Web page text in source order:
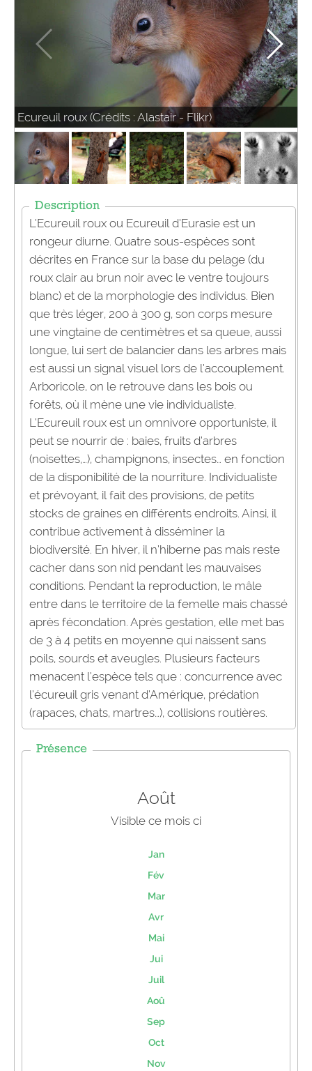
Ecureuil roux (Crédits : Alastair - Flikr)
Description
L’Ecureuil roux ou Ecureuil d’Eurasie est un
rongeur diurne. Quatre sous-espèces sont
décrites en France sur la base du pelage (du
roux clair au brun noir avec le ventre toujours
blanc) et de la morphologie des individus. Bien
que très léger, 200 à 300 g, son corps mesure
une vingtaine de centimètres et sa queue, aussi
longue, lui sert de balancier dans les arbres mais
est aussi un signal visuel lors de l’accouplement.
Arboricole, on le retrouve dans les bois ou
forêts, où il mène une vie individualiste.
L’Ecureuil roux est un omnivore opportuniste, il
peut se nourrir de : baies, fruits d’arbres
(noisettes,…), champignons, insectes… en fonction
de la disponibilité de la nourriture. Individualiste
et prévoyant, il fait des provisions, de petits
stocks de graines en différents endroits. Ainsi, il
contribue activement à disséminer la
biodiversité. En hiver, il n’hiberne pas mais reste
cacher dans son nid pendant les mauvaises
conditions. Pendant la reproduction, le mâle
entre dans le territoire de la femelle mais chassé
après fécondation. Après gestation, elle met bas
de 3 à 4 petits en moyenne qui naissent sans
poils, sourds et aveugles. Plusieurs facteurs
menacent l’espèce tels que : concurrence avec
l’écureuil gris venant d’Amérique, prédation
(rapaces, chats, martres…), collisions routières.
Présence
Août
Visible ce mois ci
Jan
Fév
Mar
Avr
Mai
Jui
Juil
Aoû
Sep
Oct
Nov